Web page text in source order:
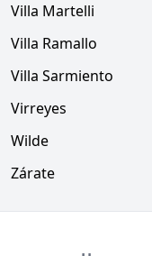
Villa Martelli
Villa Ramallo
Villa Sarmiento
Virreyes
Wilde
Zárate